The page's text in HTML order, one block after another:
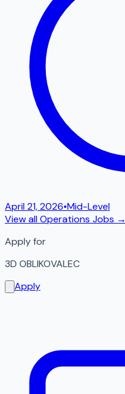
April 21, 2026•Mid-Level
View allOperations Jobs →
Apply for
3D OBLIKOVALEC
Apply